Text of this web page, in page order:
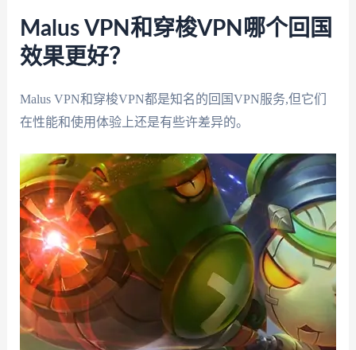
Malus VPN和穿梭VPN哪个回国
效果更好？
Malus VPN和穿梭VPN都是知名的回国VPN服务,但它们
在性能和使用体验上还是有些许差异的。